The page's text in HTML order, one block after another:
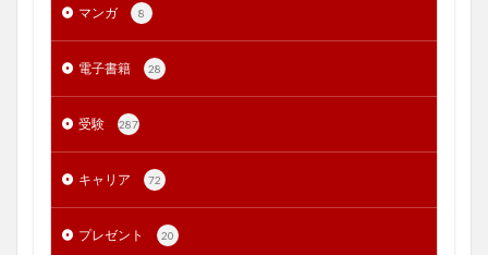
マンガ 8
電子書籍 28
受験 287
キャリア 72
プレゼント 20